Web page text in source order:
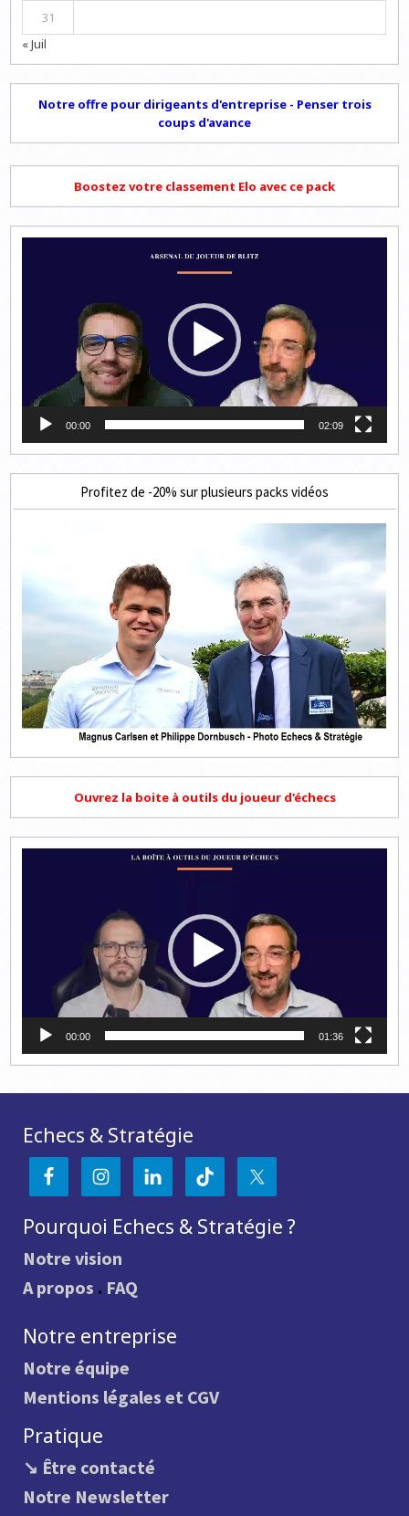
31
« Juil
Notre offre pour dirigeants d'entreprise - Penser trois
coups d'avance
Boostez votre classement Elo avec ce pack
00:00 02:09
Profitez de -20% sur plusieurs packs vidéos
Ouvrez la boite à outils du joueur d'échecs
00:00 01:36
Echecs & Stratégie
Pourquoi Echecs & Stratégie ?
Notre vision
A propos . FAQ
Notre entreprise
Notre équipe
Mentions légales et CGV
Pratique
↘ Être contacté
Notre Newsletter